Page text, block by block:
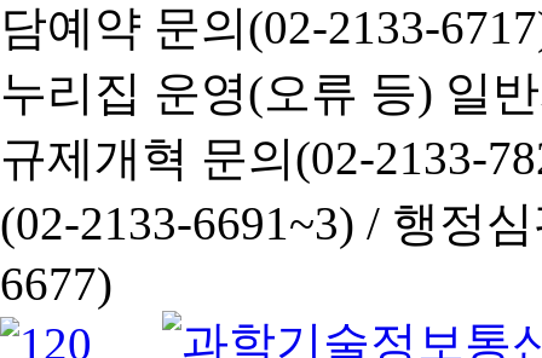
담예약 문의(02-2133-
누리집 운영(오류 등) 일
규제개혁 문의(02-2133-
(02-2133-6691~3) / 행정심
6677)